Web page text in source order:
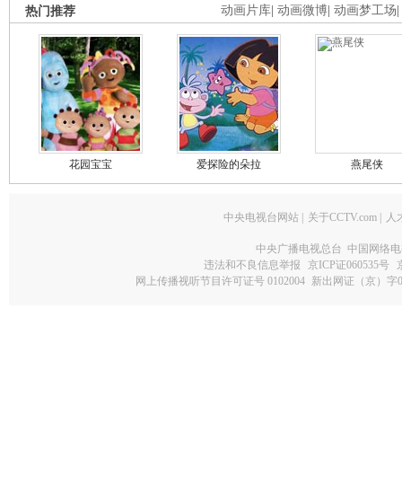
动画片库 动画微博 动画梦工场
热门推荐
花园宝宝 爱探险的朵拉 燕尾侠
中央电视台网站 关于CCTV.com 人
中央广播电视总台 中国网络
违法和不良信息举报
京ICP证060535号
网上传播视听节目许可证号 0102004 新出网证（京）